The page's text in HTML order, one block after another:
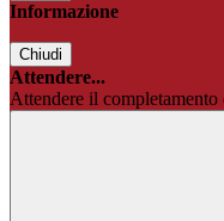
Informazione
Chiudi
Attendere...
Attendere il completamento